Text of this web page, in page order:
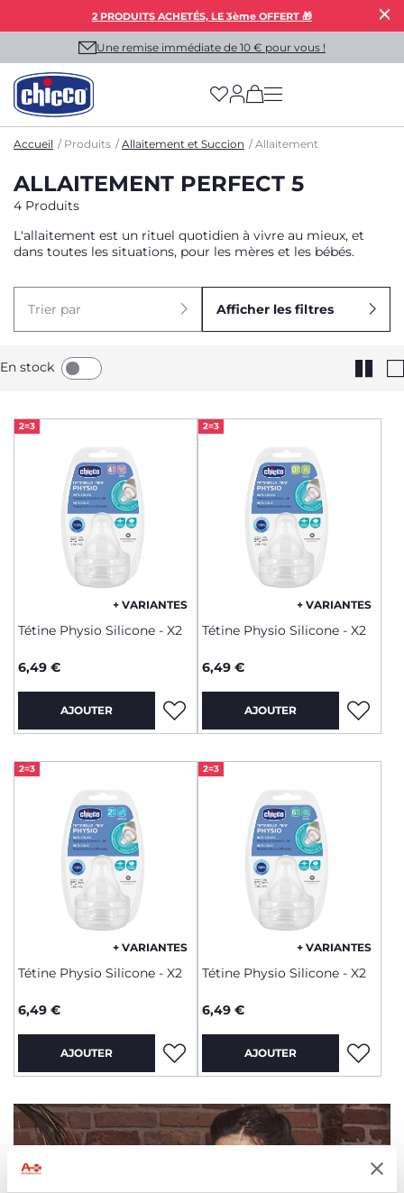
2 PRODUITS ACHETÉS, LE 3ème OFFERT 🎁
Une remise immédiate de 10 € pour vous !
(has more options
Accueil Produits Allaitement et Succion Allaitement
ALLAITEMENT PERFECT 5
4 Produits
L'allaitement est un rituel quotidien à vivre au mieux, et
dans toutes les situations, pour les mères et les bébés.
Trier par Afficher les filtres
En stock
2=3
+ VARIANTES
Tétine Physio Silicone - X2
6,49 €
AJOUTER
2=3
+ VARIANTES
Tétine Physio Silicone - X2
6,49 €
AJOUTER
2=3
+ VARIANTES
Tétine Physio Silicone - X2
6,49 €
AJOUTER
2=3
+ VARIANTES
Tétine Physio Silicone - X2
6,49 €
AJOUTER